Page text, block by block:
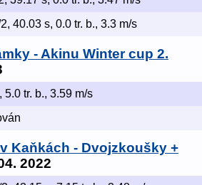
40.03 s, 0.0 tr. b., 3.3 m/s
- Akinu Winter cup 2.
5.0 tr. b., 3.59 m/s
Kaňkách - Dvojzkoušky +
2022